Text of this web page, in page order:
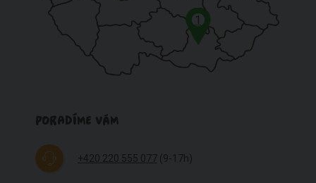
1
PORADÍME VÁM
+420 220 555 077 (9-17h)